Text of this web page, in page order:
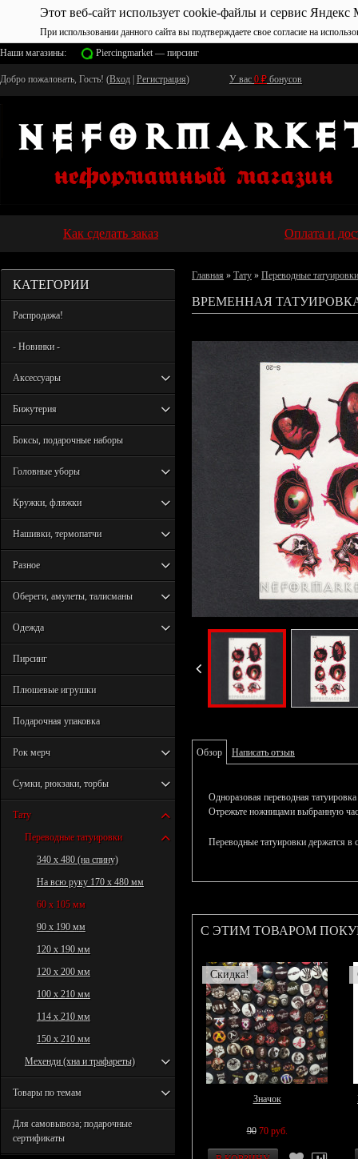
Этот веб-сайт использует cookie-файлы и сервис Яндекс
При использовании данного сайта вы подтверждаете свое согласие на
Наши магазины:
Piercingmarket — пирсинг
Добро пожаловать, Гость! (Вход Регистрация) У вас 0 ₽ бонусов
Как сделать заказ Оплата и
КАТЕГОРИИ
Распродажа!
- Новинки -
Аксессуары
Бижутерия
Боксы, подарочные наборы
Головные уборы
Кружки, фляжки
Нашивки, термопатчи
Разное
Обереги, амулеты, талисманы
Одежда
Пирсинг
Плюшевые игрушки
Подарочная упаковка
Рок мерч
Сумки, рюкзаки, торбы
Тату
Переводные татуировки
340 х 480 (на спину)
На всю руку 170 х 480 мм
60 х 105 мм
90 х 190 мм
120 х 190 мм
120 х 200 мм
100 х 210 мм
114 х 210 мм
150 х 210 мм
Мехенди (хна и трафареты)
Товары по темам
Для самовывоза; подарочные
сертификаты
Главная » Тату » Переводные татуировки
ВРЕМЕННАЯ ТАТУИРОВКА
Обзор Написать отзыв
Одноразовая переводная
Отрежьте ножницами выбранную
Переводные татуировки держатся в
С ЭТИМ ТОВАРОМ
Скидка!
Значок
90 70 руб.